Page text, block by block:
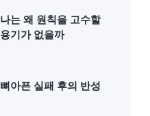
나는 왜 원칙을 고수할
용기가 없을까
뼈아픈 실패 후의 반성